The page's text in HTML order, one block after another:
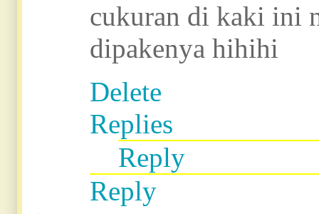
cukuran di kaki ini
dipakenya hihihi
Delete
Replies
Reply
Reply